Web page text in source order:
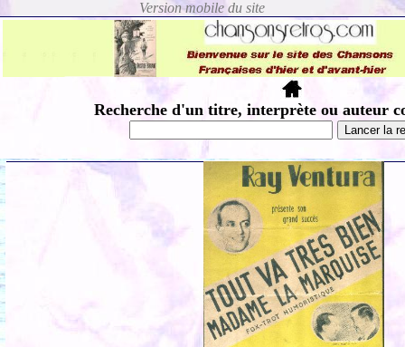
Recherche d'un titre, interprète ou auteur